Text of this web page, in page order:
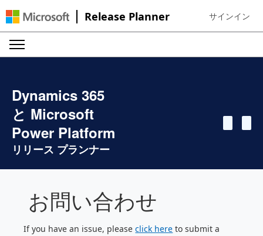
Release Planner Sign in to
サインイン
Dynamics 365
と Microsoft
Power Platform
リリース プランナー
お問い合わせ
If you have an issue, pleaseclick here to submit a